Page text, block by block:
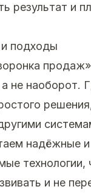
результат и
подходы
не наоборот.
надёжные и
технологии,
и не